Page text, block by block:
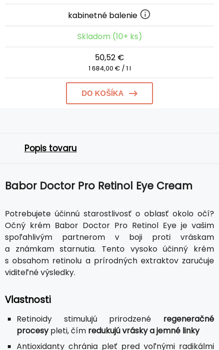
kabinetné balenie
Skladom (10+ ks)
50,52 €
1 684,00 € / 1 l
DO KOŠÍKA
Popis tovaru
Babor Doctor Pro Retinol Eye Cream
Potrebujete účinnú starostlivosť o oblasť okolo očí?
Očný krém Babor Doctor Pro Retinol Eye je vašim
spoľahlivým partnerom v boji proti vráskam
a známkam starnutia. Tento vysoko účinný krém
s obsahom retinolu a prírodných extraktov zaručuje
viditeľné výsledky.
Vlastnosti
Retinoidy stimulujú prirodzené regeneračné
procesypleti, čím redukujú vrásky a jemné linky
Antioxidanty chránia pleť pred voľnými radikálmi